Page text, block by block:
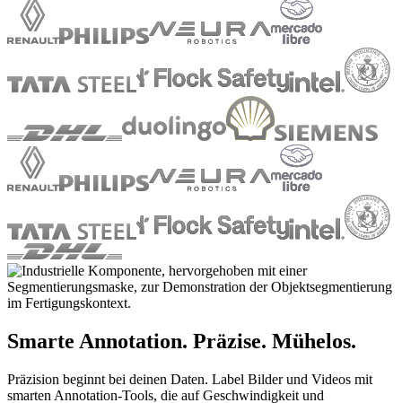
Smarte Annotation. Präzise. Mühelos.
Präzision beginnt bei deinen Daten. Label Bilder und Videos mit
smarten Annotation-Tools, die auf Geschwindigkeit und